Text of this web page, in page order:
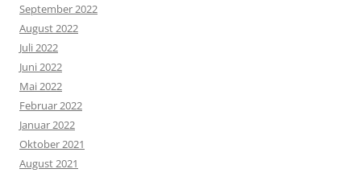
September 2022
August 2022
Juli 2022
Juni 2022
Mai 2022
Februar 2022
Januar 2022
Oktober 2021
August 2021